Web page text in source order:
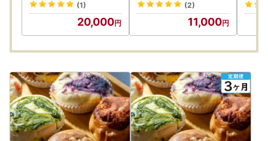
(1)
20,000
(2)
11,000